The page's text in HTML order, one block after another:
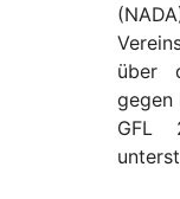
über
gegen
GFL